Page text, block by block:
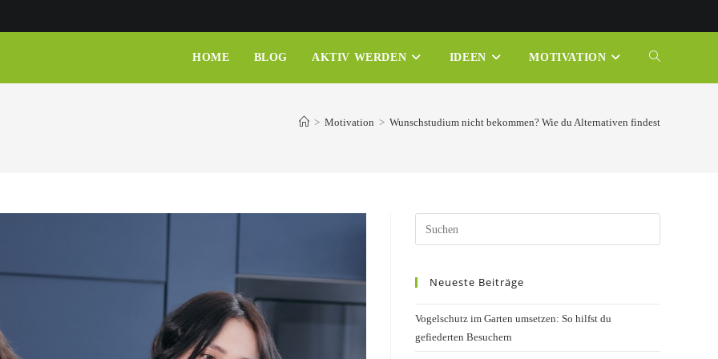
HOME BLOG AKTIV WERDEN IDEEN MOTIVATION WEBSITE-
> Motivation > Wunschstudium nicht bekommen? Wie du Alternativen findest
Escape
Neueste Beiträge
Vogelschutz im Garten umsetzen: So hilfst du
gefiederten Besuchern